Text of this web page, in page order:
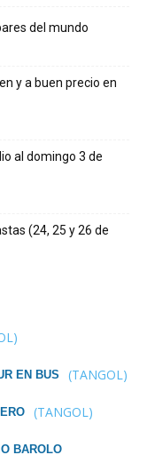
del mundo
y a buen precio en
al domingo 3 de
(24, 25 y 26 de
EN BUS (TANGOL)
(TANGOL)
BAROLO